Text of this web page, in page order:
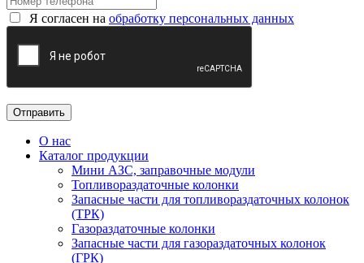
Я согласен на обработку персональных данных
О нас
Каталог продукции
Мини АЗС, заправочные модули
Топливораздаточные колонки
Запасные части для топливораздаточных колонок
(ТРК)
Газораздаточные колонки
Запасные части для газораздаточных колонок
(ГРК)